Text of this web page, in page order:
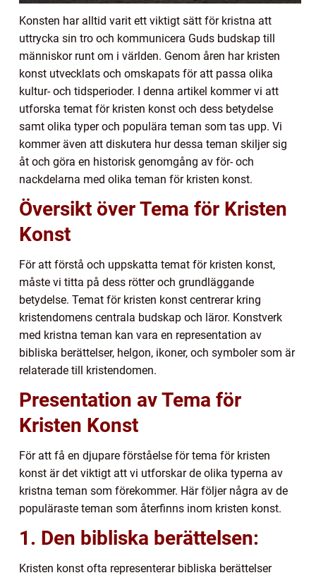
Konsten har alltid varit ett viktigt sätt för kristna att
uttrycka sin tro och kommunicera Guds budskap till
människor runt om i världen. Genom åren har kristen
konst utvecklats och omskapats för att passa olika
kultur- och tidsperioder. I denna artikel kommer vi att
utforska temat för kristen konst och dess betydelse
samt olika typer och populära teman som tas upp. Vi
kommer även att diskutera hur dessa teman skiljer sig
åt och göra en historisk genomgång av för- och
nackdelarna med olika teman för kristen konst.
Översikt över Tema för Kristen
Konst
För att förstå och uppskatta temat för kristen konst,
måste vi titta på dess rötter och grundläggande
betydelse. Temat för kristen konst centrerar kring
kristendomens centrala budskap och läror. Konstverk
med kristna teman kan vara en representation av
bibliska berättelser, helgon, ikoner, och symboler som är
relaterade till kristendomen.
Presentation av Tema för
Kristen Konst
För att få en djupare förståelse för tema för kristen
konst är det viktigt att vi utforskar de olika typerna av
kristna teman som förekommer. Här följer några av de
populäraste teman som återfinns inom kristen konst.
1. Den bibliska berättelsen:
Kristen konst ofta representerar bibliska berättelser